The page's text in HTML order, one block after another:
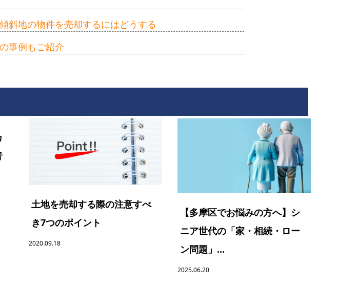
斜地の物件を売却するにはどうする
事例もご紹介
土地を売却する際の注意すべ
き7つのポイント
2020.09.18
【多摩区でお悩みの方へ】シ
ニア世代の「家・相続・ロー
ン問題」...
2025.06.20